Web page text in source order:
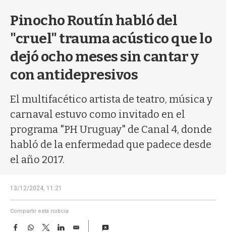
�
a
Pinocho Routín habló del
"cruel" trauma acústico que lo
dejó ocho meses sin cantar y
con antidepresivos
El multifacético artista de teatro, música y
carnaval estuvo como invitado en el
programa "PH Uruguay" de Canal 4, donde
habló de la enfermedad que padece desde
el año 2017.
13/12/2024, 11:21
Compartir esta noticia
F
W
T
L
E